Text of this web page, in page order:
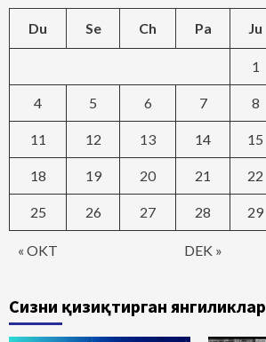
Du Se Ch Pa Ju
« OKT DEK »
1
4 5 6 7 8
11 12 13 14 15
18 19 20 21 22
25 26 27 28 29
Сизни қизиқтирган янгиликлар